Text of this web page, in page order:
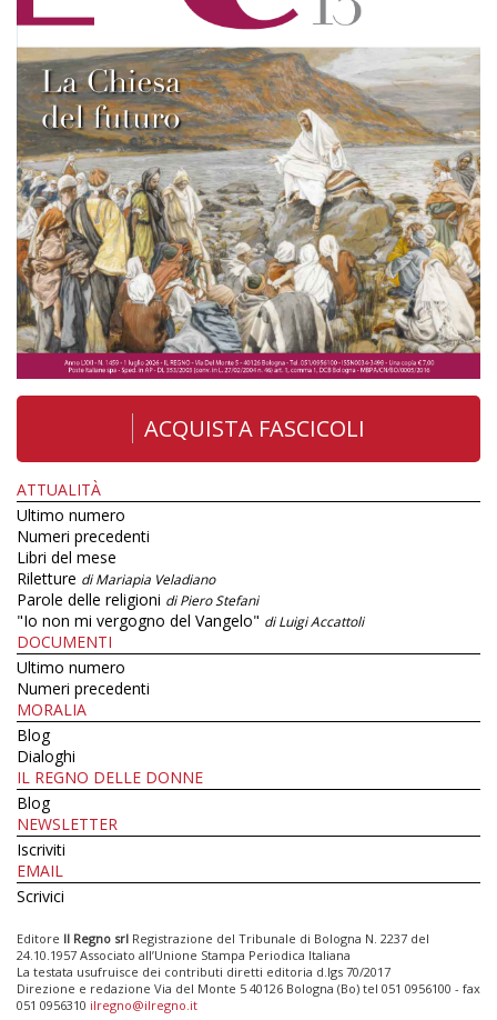
ACQUISTA FASCICOLI
ATTUALITÀ
Ultimo numero
Numeri precedenti
Libri del mese
Riletture di Mariapia Veladiano
Parole delle religioni di Piero Stefani
"Io non mi vergogno del Vangelo" di Luigi Accattoli
DOCUMENTI
Ultimo numero
Numeri precedenti
MORALIA
Blog
Dialoghi
IL REGNO DELLE DONNE
Blog
NEWSLETTER
Iscriviti
EMAIL
Scrivici
Editore Il Regno srl Registrazione del Tribunale di Bologna N. 2237 del
24.10.1957 Associato all’Unione Stampa Periodica Italiana
La testata usufruisce dei contributi diretti editoria d.lgs 70/2017
Direzione e redazione Via del Monte 5 40126 Bologna (Bo) tel 051 0956100 - fax
051 0956310 ilregno@ilregno.it